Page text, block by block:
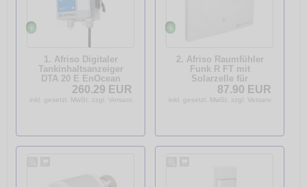
1. Afriso Digitaler
Tankinhaltsanzeiger
DTA 20 E EnOcean
Tankinhaltsanzeiger für
Heizöl/Wasser 52146
260.29 EUR
inkl. gesetzl. MwSt. zzgl. Versandkosten
2. Afriso Raumfühler
Funk R FT mit
Solarzelle für
CosiTherm Funk
Einzelraum-
87.90 EUR
inkl. gesetzl. MwSt. zzgl. Versandkosten